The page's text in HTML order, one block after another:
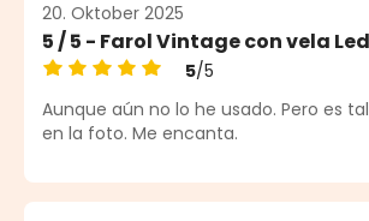
20. Oktober 2025
5 / 5 - Farol Vintage con vela
Durchschnittliche Bewertung von
5/5
Aunque aún no lo he usado. Pero es
en la foto. Me encanta.